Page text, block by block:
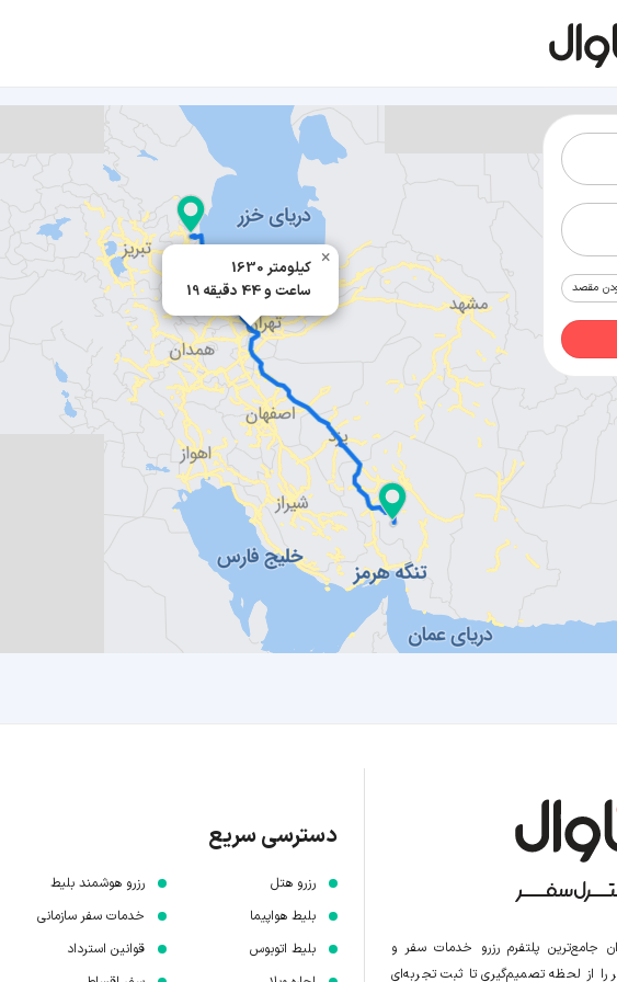
1630 کیلومتر
19 ساعت و 44 دقیقه
×
مقصد
جامع‌ترین پلتفرم رزرو خدمات سفر و
را از لحظه‌ تصمیم‌گیری تا ثبت تجربه‌ای
دسترسی سریع
رزرو هتل
بلیط هواپیما
بلیط اتوبوس
رزرو هوشمند بلیط
خدمات سفر سازمانی
قوانین استرداد